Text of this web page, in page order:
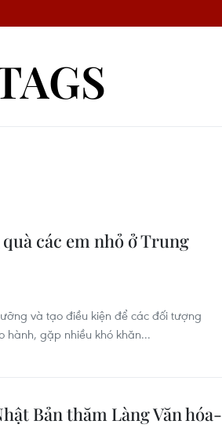
các em nhỏ ở Trung
và tạo điều kiện để các đối tượng
hành, gặp nhiều khó khăn...
Bản thăm Làng Văn hóa-